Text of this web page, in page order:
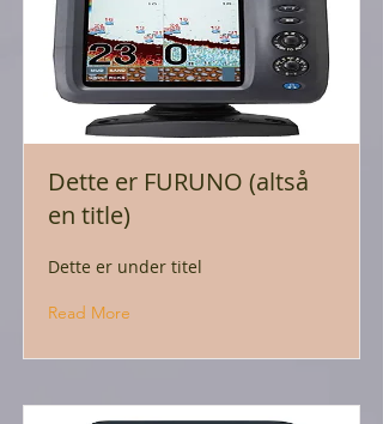
Dette er FURUNO (altså
en title)
Dette er under titel
Read More